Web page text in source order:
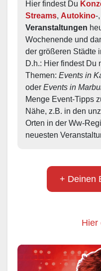
Hier findest Du
Streams, Autokino-,
Veranstaltungen
Wochenende und
der größeren Städte
D.h.: Hier findest Du
Themen: Events in
oder Events in
Menge Event-Tipps
Nähe, z.B. in den
Orten in der Ww-
neuesten
+ Deinen
Hier